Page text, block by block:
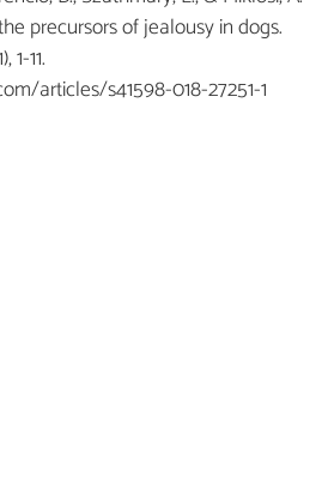
precursors of jealousy in dogs.
1-11.
articles/s41598-018-27251-1